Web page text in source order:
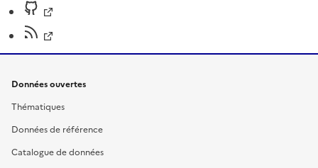
Données ouvertes
Thématiques
Données de référence
Catalogue de données